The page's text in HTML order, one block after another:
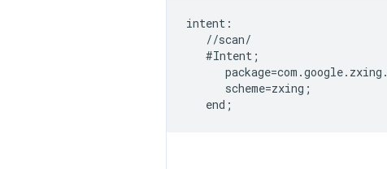
intent:
   //scan/
   #Intent;
      scheme=zxing;